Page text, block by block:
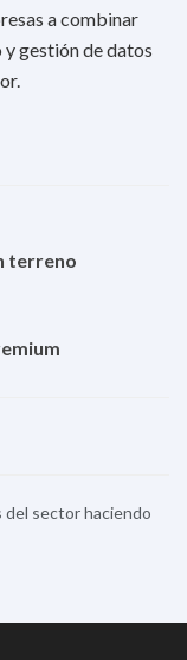
a combinar
gestión de datos
terreno
del sector haciendo